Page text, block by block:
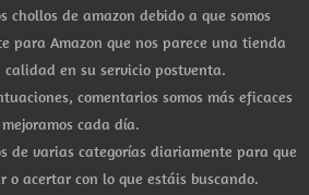
chollos de amazon debido a que somos
para Amazon que nos parece una tienda
en su servicio postventa.
comentarios somos más eficaces
cada día.
de varias categorías diariamente para que
o acertar con lo que estáis buscando.